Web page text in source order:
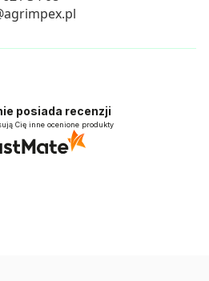
posiada recenzji
Cię inne ocenione produkty